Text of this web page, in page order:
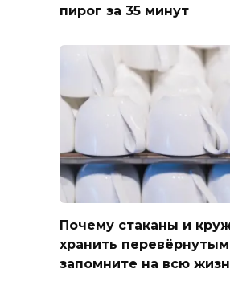
пирог за 35 минут
Почему стаканы и
хранить
запомните на всю